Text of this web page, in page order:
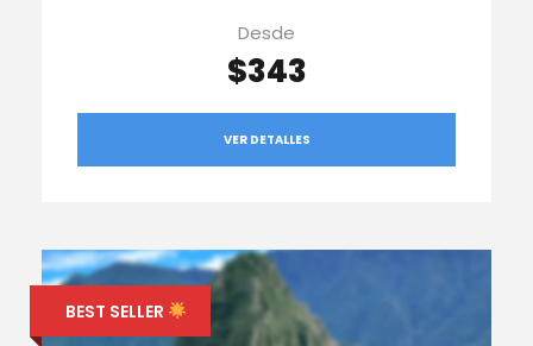
Desde
$343
VER DETALLES
BEST SELLER